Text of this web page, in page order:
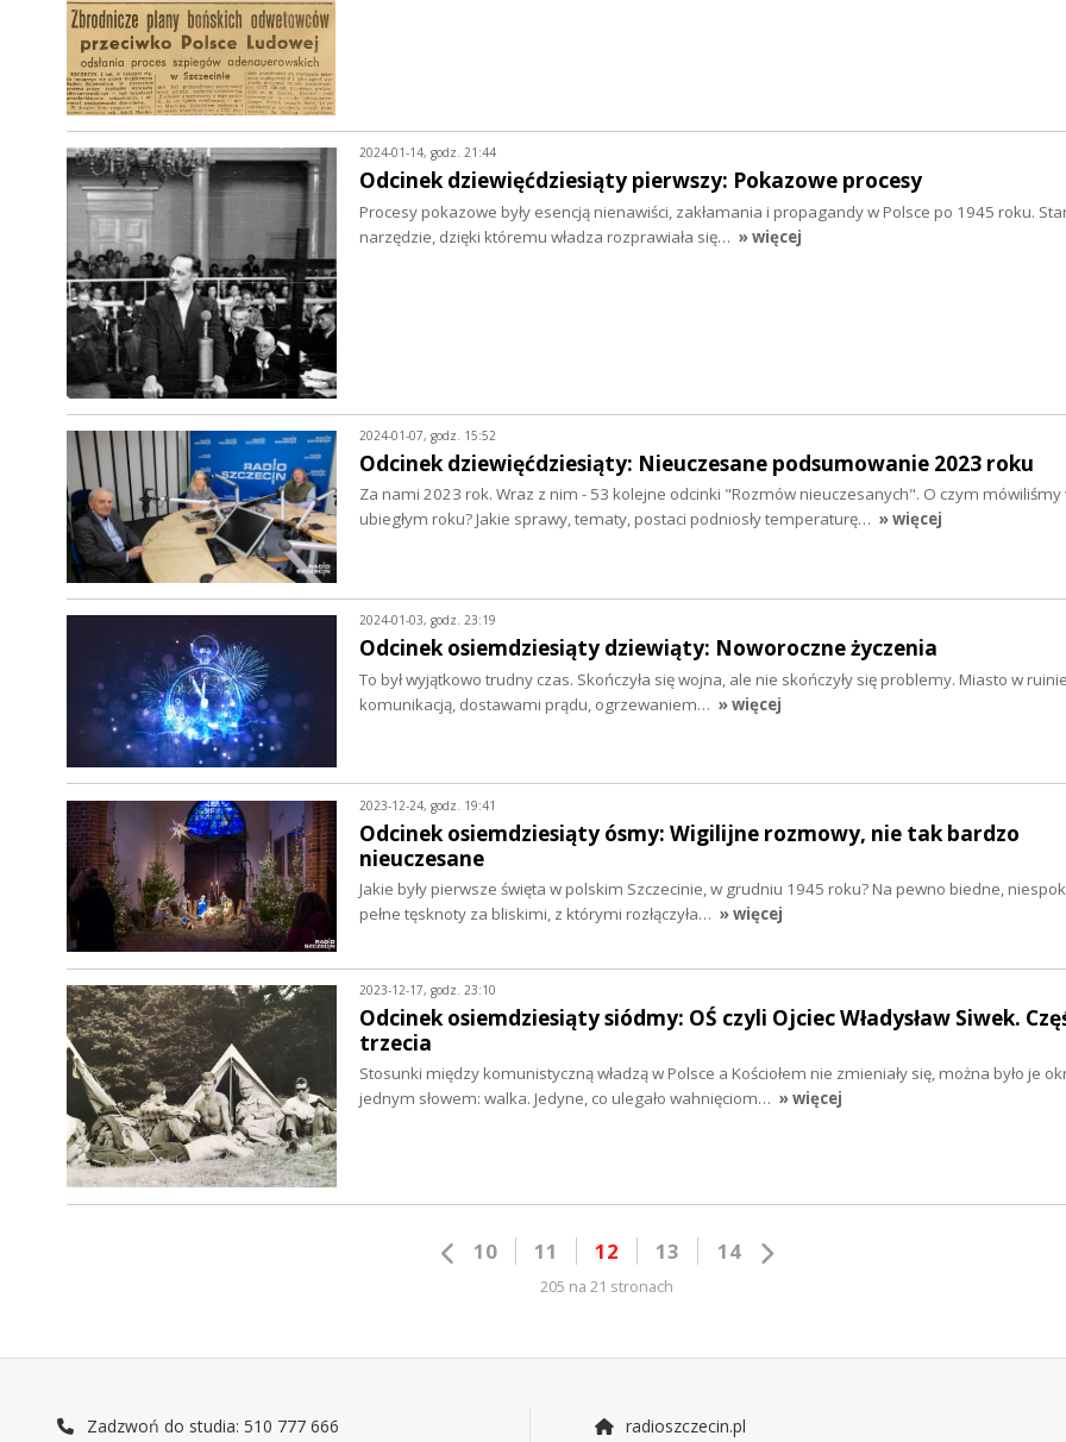
2024-01-14, godz. 21:44
Odcinek dziewięćdziesiąty pierwszy: Pokazowe procesy
Procesy pokazowe były esencją nienawiści, zakłamania i propagandy w Polsce po 1945 roku.
narzędzie, dzięki któremu władza rozprawiała się… » więcej
2024-01-07, godz. 15:52
Odcinek dziewięćdziesiąty: Nieuczesane podsumowanie 2023 roku
Za nami 2023 rok. Wraz z nim - 53 kolejne odcinki "Rozmów nieuczesanych". O czym mówiliśmy
ubiegłym roku? Jakie sprawy, tematy, postaci podniosły temperaturę… » więcej
2024-01-03, godz. 23:19
Odcinek osiemdziesiąty dziewiąty: Noworoczne życzenia
To był wyjątkowo trudny czas. Skończyła się wojna, ale nie skończyły się problemy. Miasto w
komunikacją, dostawami prądu, ogrzewaniem… » więcej
2023-12-24, godz. 19:41
Odcinek osiemdziesiąty ósmy: Wigilijne rozmowy, nie tak bardzo
nieuczesane
Jakie były pierwsze święta w polskim Szczecinie, w grudniu 1945 roku? Na pewno biedne,
pełne tęsknoty za bliskimi, z którymi rozłączyła… » więcej
2023-12-17, godz. 23:10
Odcinek osiemdziesiąty siódmy: OŚ czyli Ojciec Władysław Siwek.
trzecia
Stosunki między komunistyczną władzą w Polsce a Kościołem nie zmieniały się, można było je
jednym słowem: walka. Jedyne, co ulegało wahnięciom… » więcej
10 11 12 13 14
205 na 21 stronach
Zadzwoń do studia: 510 777 666 radioszczecin.pl